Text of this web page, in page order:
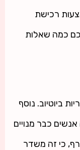
רכישת
כמה שאלות
ביוטיוב. נוסף
כבר מנויים
כי זה משדר